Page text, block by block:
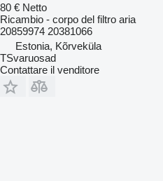
80 € Netto
Ricambio - corpo del filtro aria
20859974 20381066
Estonia, Kõrveküla
TSvaruosad
Contattare il venditore